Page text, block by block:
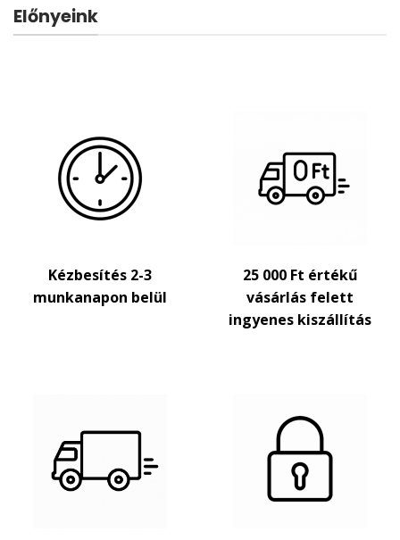
Előnyeink
Kézbesítés 2-3
munkanapon belül
25 000 Ft értékű
vásárlás felett
ingyenes kiszállítás